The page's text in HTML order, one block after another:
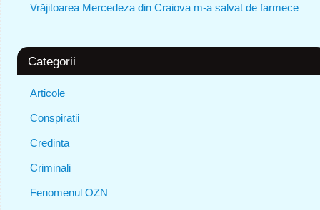
Vrăjitoarea Mercedeza din Craiova m-a salvat de farmece
Categorii
Articole
Conspiratii
Credinta
Criminali
Fenomenul OZN